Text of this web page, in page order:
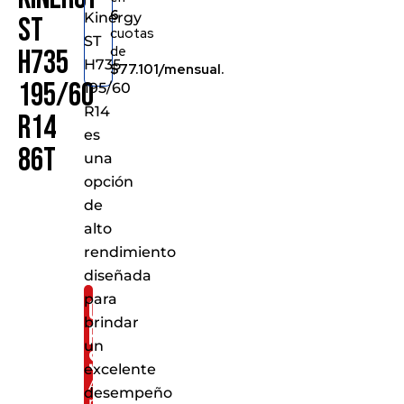
ST
H735
195/60
R14
86T
Consíguelo
por
solo:
Al
6
cuotas
de
$77.101/mensual.
Kinergy
ST
H735
195/60
R14
es
una
opción
de
alto
rendimiento
diseñada
para
brindar
un
excelente
desempeño